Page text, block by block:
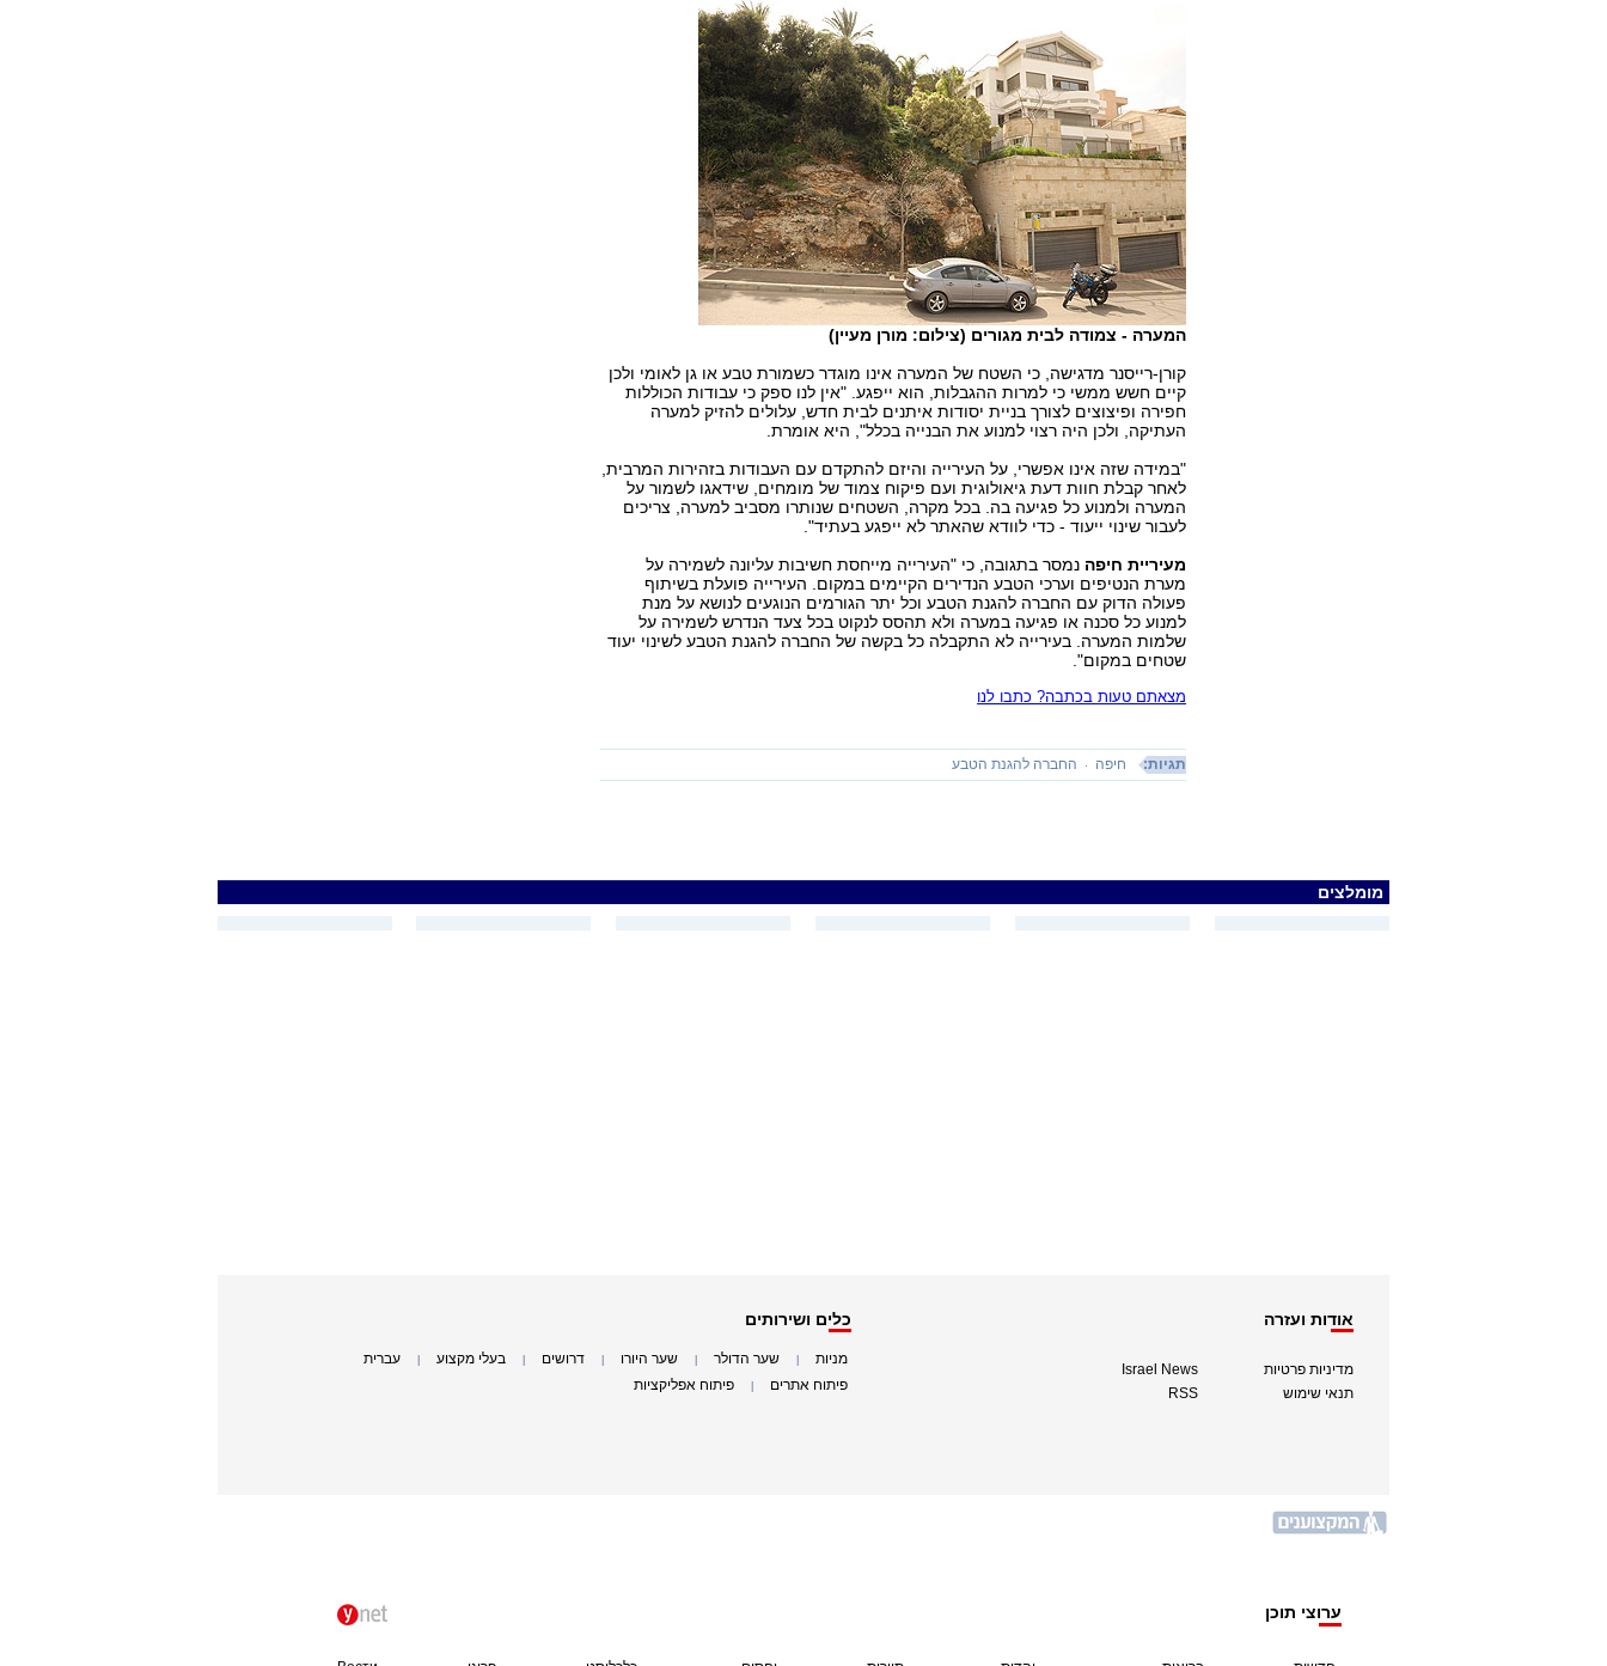
המערה - צמודה לבית מגורים (צילום: מורן מעיין)
קורן-רייסנר מדגישה, כי השטח של המערה אינו מוגדר כשמורת טבע או גן לאומי ולכן
קיים חשש ממשי כי למרות ההגבלות, הוא ייפגע. "אין לנו ספק כי עבודות הכוללות
חפירה ופיצוצים לצורך בניית יסודות איתנים לבית חדש, עלולים להזיק למערה
העתיקה, ולכן היה רצוי למנוע את הבנייה בכלל", היא אומרת.
"במידה שזה אינו אפשרי, על העירייה והיזם להתקדם עם העבודות בזהירות המרבית,
לאחר קבלת חוות דעת גיאולוגית ועם פיקוח צמוד של מומחים, שידאגו לשמור על
המערה ולמנוע כל פגיעה בה. בכל מקרה, השטחים שנותרו מסביב למערה, צריכים
לעבור שינוי ייעוד - כדי לוודא שהאתר לא ייפגע בעתיד".
מעיריית חיפה נמסר בתגובה, כי "העירייה מייחסת חשיבות עליונה לשמירה על
מערת הנטיפים וערכי הטבע הנדירים הקיימים במקום. העירייה פועלת בשיתוף
פעולה הדוק עם החברה להגנת הטבע וכל יתר הגורמים הנוגעים לנושא על מנת
למנוע כל סכנה או פגיעה במערה ולא תהסס לנקוט בכל צעד הנדרש לשמירה על
שלמות המערה. בעירייה לא התקבלה כל בקשה של החברה להגנת הטבע לשינוי יעוד
שטחים במקום".
מצאתם טעות בכתבה? כתבו לנו
תגיות: חיפה החברה להגנת הטבע
מומלצים
אודות ועזרה
מדיניות פרטיות
תנאי שימוש
Israel News
RSS
כלים ושירותים
מניות שער הדולר שער היורו דרושים בעלי מקצוע עברית
פיתוח אתרים פיתוח אפליקציות
ערוצי תוכן